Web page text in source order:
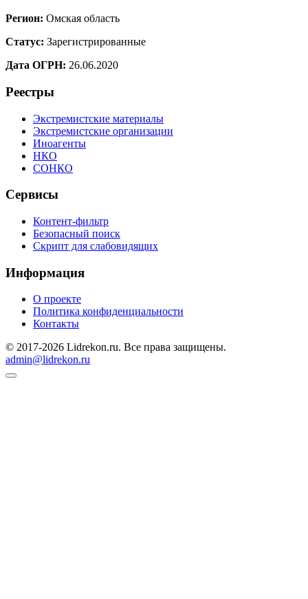
Регион: Омская область
Статус: Зарегистрированные
Дата ОГРН: 26.06.2020
Реестры
Экстремистские материалы
Экстремистские организации
Иноагенты
НКО
СОНКО
Сервисы
Контент-фильтр
Безопасный поиск
Скрипт для слабовидящих
Информация
О проекте
Политика конфиденциальности
Контакты
© 2017-2026 Lidrekon.ru. Все права защищены.
admin@lidrekon.ru